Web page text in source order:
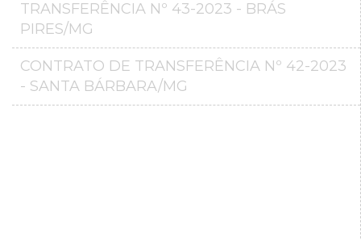
TRANSFERÊNCIA Nº 43-2023 - BRÁS
PIRES/MG
CONTRATO DE TRANSFERÊNCIA Nº 42-2023
- SANTA BÁRBARA/MG